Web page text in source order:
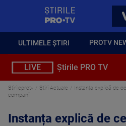
ULTIMELE ȘTIRI PROTV
LIVE Știrile PRO TV
Stirileprotv Știri Actuale
Instanța explică de
companii
Instanța explică de